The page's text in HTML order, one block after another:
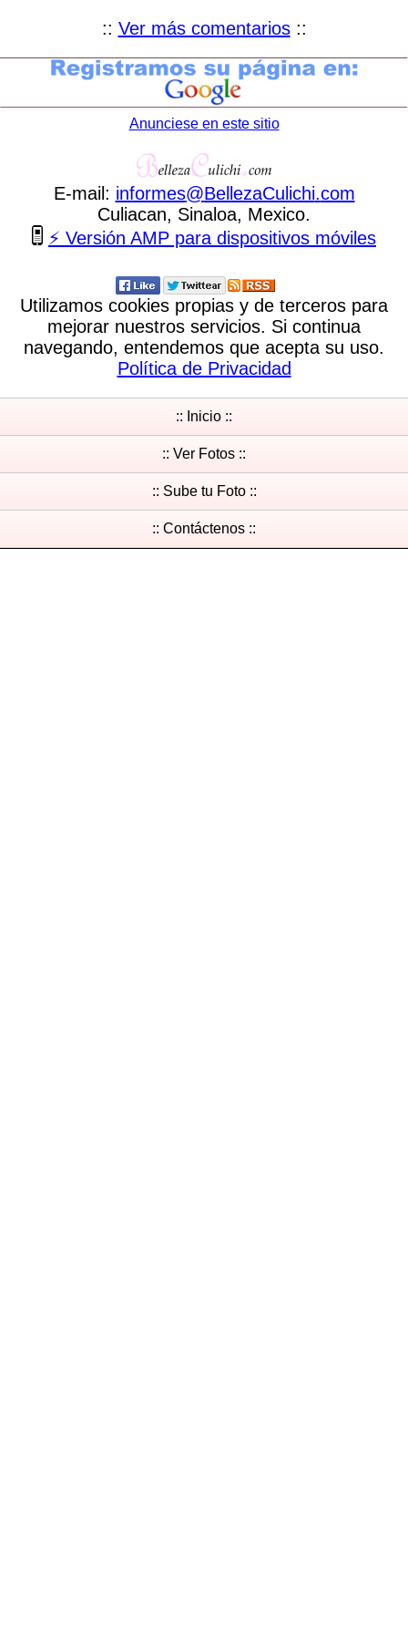
:: Ver más comentarios::
Anunciese en este sitio
E-mail: informes@BellezaCulichi.com
Culiacan, Sinaloa, Mexico.
⚡ Versión AMP para dispositivos móviles
Utilizamos cookies propias y de terceros para
mejorar nuestros servicios. Si continua
navegando, entendemos que acepta su uso.
Política de Privacidad
:: Inicio ::
:: Ver Fotos ::
:: Sube tu Foto ::
:: Contáctenos ::